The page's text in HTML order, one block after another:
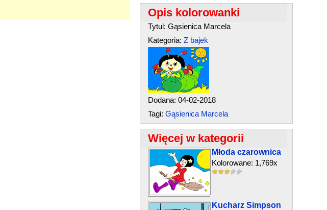
Opis kolorowanki
Tytul: Gąsienica Marcela
Kategoria: Z bajek
Dodana: 04-02-2018
Tagi: Gąsienica Marcela
Więcej w kategorii
Młoda czarownica
Kolorowane: 1,769x
Kucharz Simpson